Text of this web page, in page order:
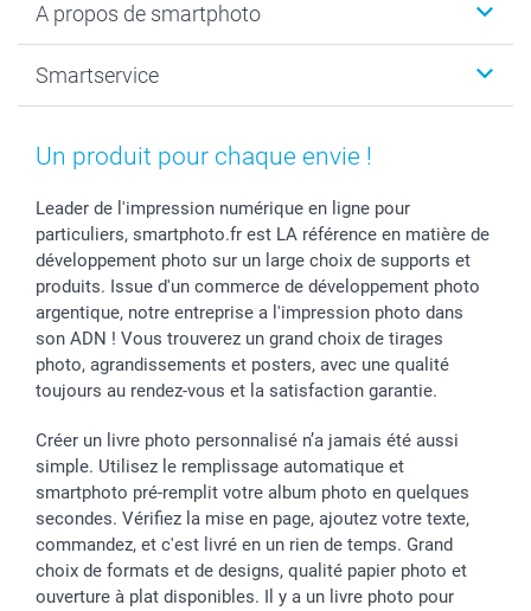
Tirage photo & agrandissement
Faire-part & Cartes
Coques smartphone
Cadres photo & accessoires déco
Dénicheur d'idées cadeau
Anniversaire
Naissance & baptême
Fête des Mères
Communion
Baptême
Toussaint
Rentrée des classes
Saint-Valentin
Vacances
A propos de smartphoto
Plan du site
Droit de rétraction
Vie privée
Gestion des cookies
Tarifs
Partenariats & Influence
Investisseurs
Smartservice
Aide
smartfriends
Livraison
Modes de paiement
Grandes quantités
Statut de ma commande
Un produit pour chaque envie !
Leader de l'impression numérique en ligne pour
particuliers, smartphoto.fr est LA référence en matière de
développement photo sur un large choix de supports et
produits. Issue d'un commerce de développement photo
argentique, notre entreprise a l'impression photo dans
son ADN ! Vous trouverez un grand choix de tirages
photo, agrandissements et posters, avec une qualité
toujours au rendez-vous et la satisfaction garantie.
Créer un livre photo personnalisé n’a jamais été aussi
simple. Utilisez le remplissage automatique et
smartphoto pré-remplit votre album photo en quelques
secondes. Vérifiez la mise en page, ajoutez votre texte,
commandez, et c'est livré en un rien de temps. Grand
choix de formats et de designs, qualité papier photo et
ouverture à plat disponibles. Il y a un livre photo pour